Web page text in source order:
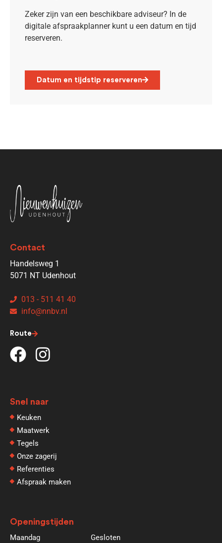
Zeker zijn van een beschikbare adviseur? In de
digitale afspraakplanner kunt u een datum en tijd
reserveren.
Datum en tijdstip reserveren
Contact
Handelsweg 1
5071 NT Udenhout
013 - 511 41 40
info@nnbv.nl
Route
Snel naar
Keuken
Maatwerk
Tegels
Onze zagerij
Referenties
Afspraak maken
Openingstijden
Maandag
Gesloten